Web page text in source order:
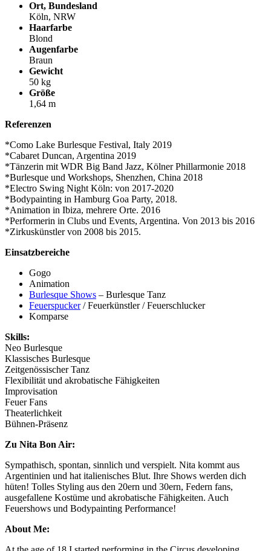
Ort, Bundesland
Köln, NRW
Haarfarbe
Blond
Augenfarbe
Braun
Gewicht
50 kg
Größe
1,64 m
Referenzen
*Como Lake Burlesque Festival, Italy 2019
*Cabaret Duncan, Argentina 2019
*Tänzerin mit WDR Big Band Jazz, Kölner Phillarmonie 2018
*Burlesque und Workshops, Shenzhen, China 2018
*Electro Swing Night Köln: von 2017-2020
*Bodypainting in Hamburg Goa Party, 2018.
*Animation in Ibiza, mehrere Orte. 2016
*Performerin in Clubs und Events, Argentina. Von 2013 bis 2016
*Zirkuskünstler von 2008 bis 2015.
Einsatzbereiche
Gogo
Animation
Burlesque Shows – Burlesque Tanz
Feuerspucker/ Feuerkünstler / Feuerschlucker
Komparse
Skills:
Neo Burlesque
Klassisches Burlesque
Zeitgenössischer Tanz
Flexibilität und akrobatische Fähigkeiten
Improvisation
Feuer Fans
Theaterlichkeit
Bühnen-Präsenz
Zu Nita Bon Air:
Sympathisch, spontan, sinnlich und verspielt. Nita kommt aus
Argentinien und hat italienisches Blut. Ihre Shows werden dich
hüten! Tolles Styling aus den 20ern und 30ern, Federn fans,
ausgefallene Kostüme und akrobatische Fähigkeiten. Auch
Feuershows und Bodypainting Performance!
About Me: